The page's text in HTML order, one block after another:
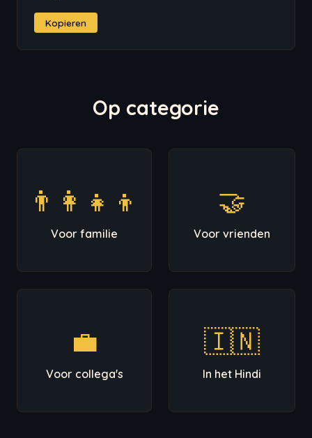
Kopieren
Op categorie
👨‍👩‍👧‍👦
Voor familie
🤝
Voor vrienden
💼
Voor collega's
🇮🇳
In het Hindi